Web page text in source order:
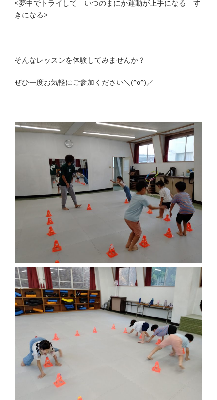
<夢中でトライして いつのまにか運動が上手になる す
きになる>
そんなレッスンを体験してみませんか？
ぜひ一度お気軽にご参加ください＼(^o^)／